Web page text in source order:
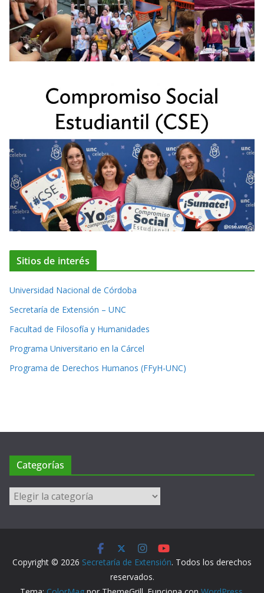
Sitios de interés
Universidad Nacional de Córdoba
Secretaría de Extensión – UNC
Facultad de Filosofía y Humanidades
Programa Universitario en la Cárcel
Programa de Derechos Humanos (FFyH-UNC)
Categorías
Categorías
Copyright © 2026 Secretaría de Extensión. Todos los derechos
reservados.